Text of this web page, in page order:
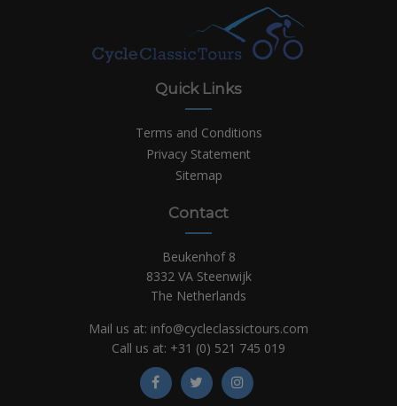
Quick Links
Terms and Conditions
Privacy Statement
Sitemap
Contact
Beukenhof 8
8332 VA Steenwijk
The Netherlands
Mail us at: info@cycleclassictours.com
Call us at: +31 (0) 521 745 019